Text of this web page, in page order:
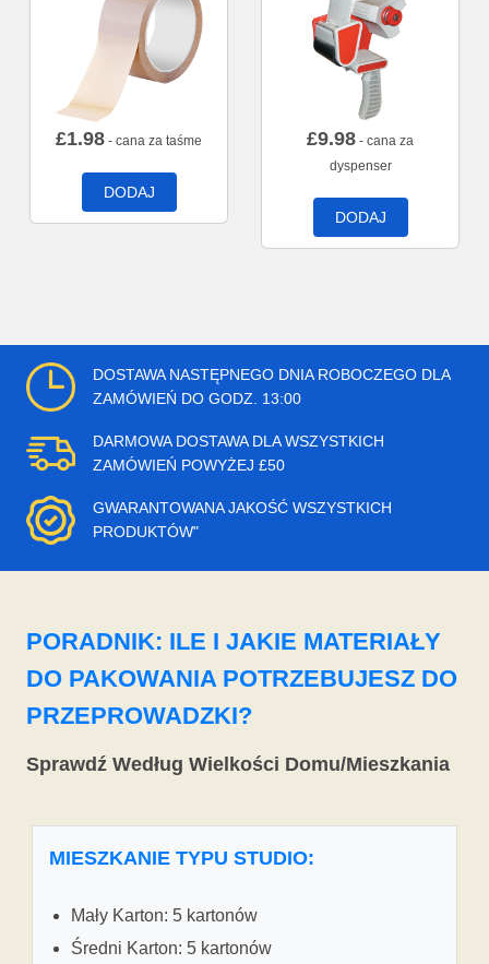
£1.98 - cana za taśme
DODAJ
£9.98 - cana za
dyspenser
DODAJ
DOSTAWA NASTĘPNEGO DNIA ROBOCZEGO DLA
ZAMÓWIEŃ DO GODZ. 13:00
DARMOWA DOSTAWA DLA WSZYSTKICH
ZAMÓWIEŃ POWYŻEJ £50
GWARANTOWANA JAKOŚĆ WSZYSTKICH
PRODUKTÓW"
PORADNIK: ILE I JAKIE MATERIAŁY
DO PAKOWANIA POTRZEBUJESZ DO
PRZEPROWADZKI?
Sprawdź Według Wielkości Domu/Mieszkania
MIESZKANIE TYPU STUDIO:
Mały Karton: 5 kartonów
Średni Karton: 5 kartonów